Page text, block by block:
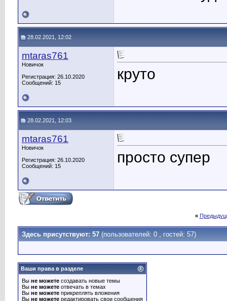
28.02.2021, 12:02
mtaras761
Новичок
Регистрация: 26.10.2020
Сообщений: 15
круто
28.02.2021, 12:03
mtaras761
Новичок
Регистрация: 26.10.2020
Сообщений: 15
просто супер
«
Здесь присутствуют: 57 (пользователей: 0 , гостей: 57)
Ваши права в разделе
Вы не можете создавать новые темы
Вы не можете отвечать в темах
Вы не можете прикреплять вложения
Вы не можете редактировать свои сообщения